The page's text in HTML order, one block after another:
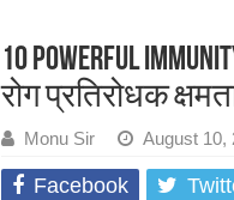
10 Powerful
रोग प्रतिरोधक
Monu Sir August 10,
Facebook